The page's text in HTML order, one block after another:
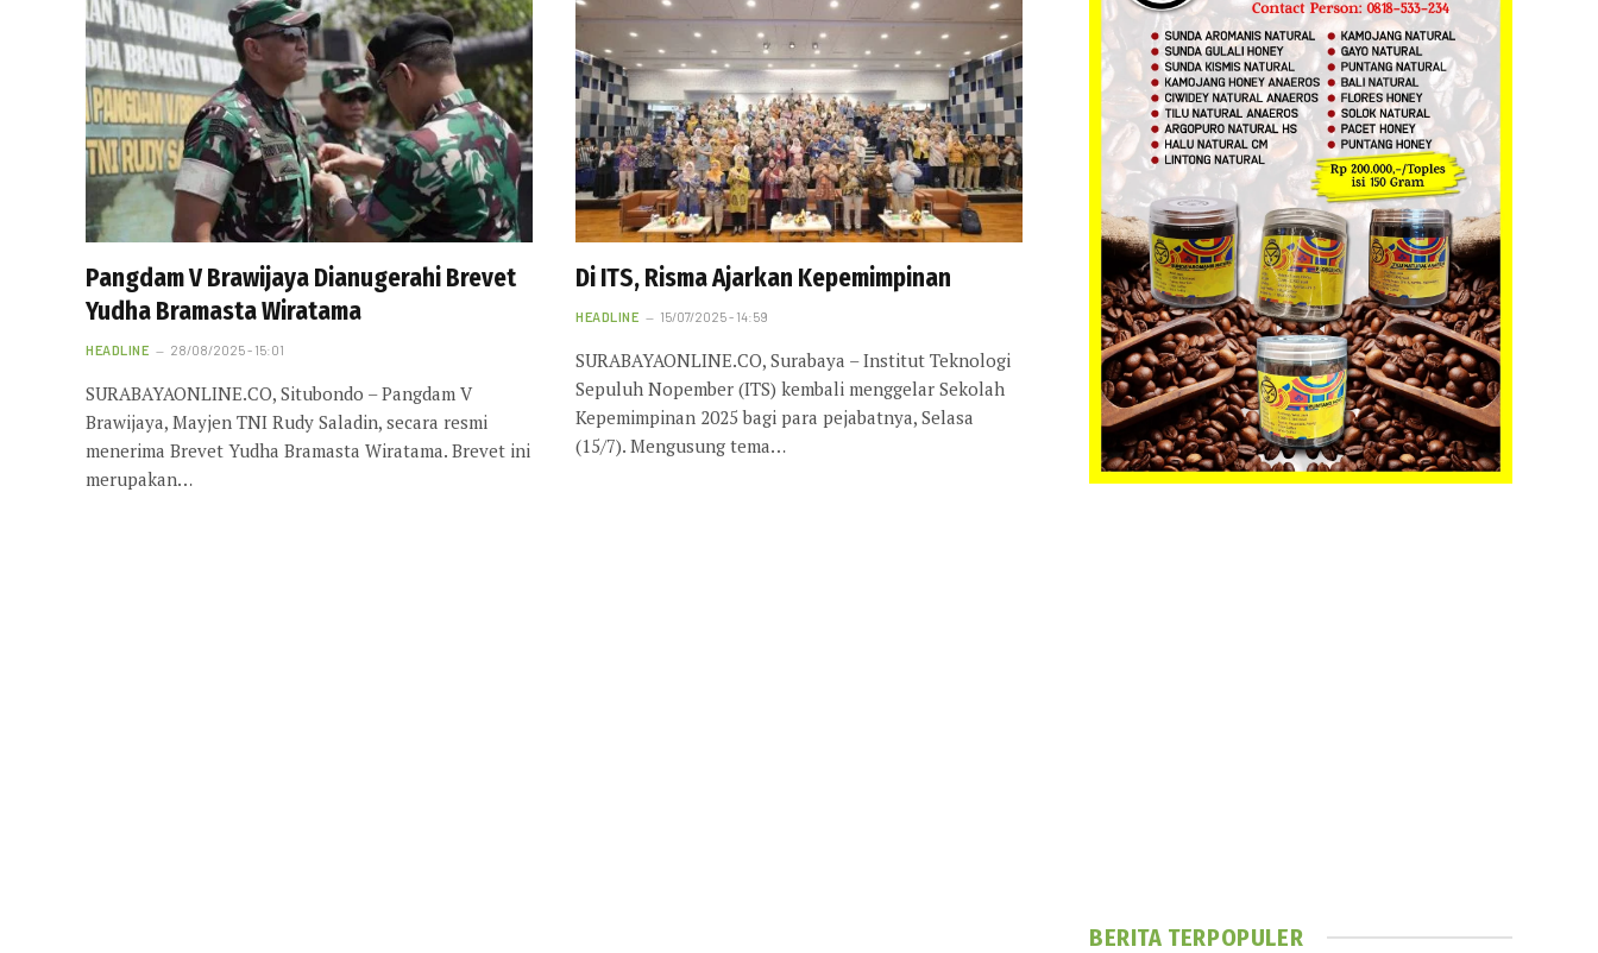
Pangdam V Brawijaya Dianugerahi Brevet
Yudha Bramasta Wiratama
HEADLINE 28/08/2025 - 15:01
SURABAYAONLINE.CO, Situbondo – Pangdam V
Brawijaya, Mayjen TNI Rudy Saladin, secara resmi
menerima Brevet Yudha Bramasta Wiratama. Brevet ini
merupakan…
Di ITS, Risma Ajarkan Kepemimpinan
HEADLINE 15/07/2025 - 14:59
SURABAYAONLINE.CO, Surabaya – Institut Teknologi
Sepuluh Nopember (ITS) kembali menggelar Sekolah
Kepemimpinan 2025 bagi para pejabatnya, Selasa
(15/7). Mengusung tema…
BERITA TERPOPULER